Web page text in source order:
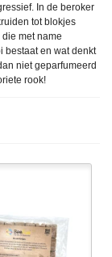
In de beroker
tot blokjes
met name
bestaat en wat denkt
niet geparfumeerd
rook!